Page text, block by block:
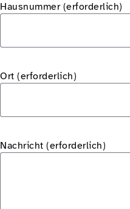
Hausnummer(erforderlich)
Ort (erforderlich)
Nachricht (erforderlich)